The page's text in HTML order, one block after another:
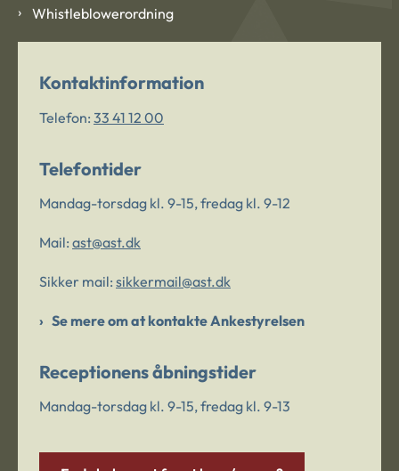
Whistleblowerordning
Kontaktinformation
Telefon: 33 41 12 00
Telefontider
Mandag-torsdag kl. 9-15, fredag kl. 9-12
Mail: ast@ast.dk
Sikker mail: sikkermail@ast.dk
Se mere om at kontakte Ankestyrelsen
Receptionens åbningstider
Mandag-torsdag kl. 9-15, fredag kl. 9-13